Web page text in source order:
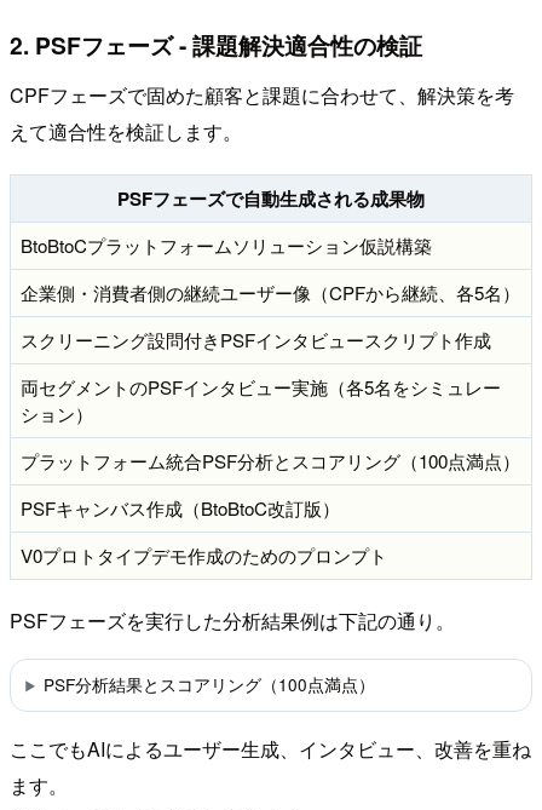
2. PSFフェーズ - 課題解決適合性の検証
CPFフェーズで固めた顧客と課題に合わせて、解決策を考
えて適合性を検証します。
PSFフェーズで自動生成される成果物
BtoBtoCプラットフォームソリューション仮説構築
企業側・消費者側の継続ユーザー像（CPFから継続、各5名）
スクリーニング設問付きPSFインタビュースクリプト作成
両セグメントのPSFインタビュー実施（各5名をシミュレー
ション）
プラットフォーム統合PSF分析とスコアリング（100点満点）
PSFキャンバス作成（BtoBtoC改訂版）
V0プロトタイプデモ作成のためのプロンプト
PSFフェーズを実行した分析結果例は下記の通り。
PSF分析結果とスコアリング（100点満点）
ここでもAIによるユーザー生成、インタビュー、改善を重ね
ます。